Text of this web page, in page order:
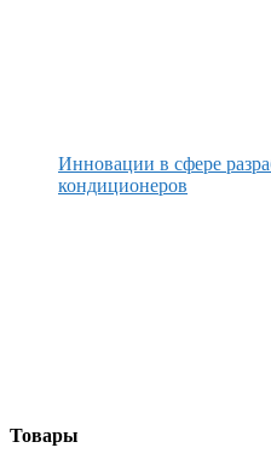
Инновации в сфере
кондиционеров
Товары